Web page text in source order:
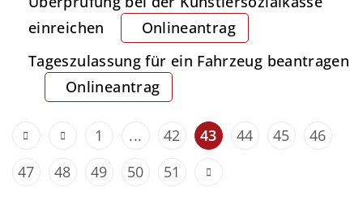
einreichen
Onlineantrag
Tageszulassung für ein Fahrzeug beantragen
Onlineantrag
1 ... 42 43 44 45
46
47
48 49 50 51